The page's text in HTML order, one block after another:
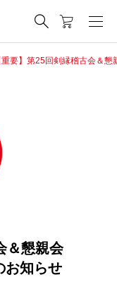
重要】第25回剣縁稽古会＆
＆懇親会
お知らせ